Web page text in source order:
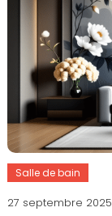
Salle de bain
27 septembre 2025